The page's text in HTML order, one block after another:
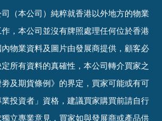
（本公司）純粹就香港以外地方的物業
，本公司並沒有牌照處理任何位於香港
內物業資料及圖片由發展商提供，顧客必
所有資料的真確性 ， 本公司轉介買家之
及期貨條例》的界定，買家可能或有可
投資者」資格，建議買家購買前請自行
立專業意見，買家如與發展商或產品供